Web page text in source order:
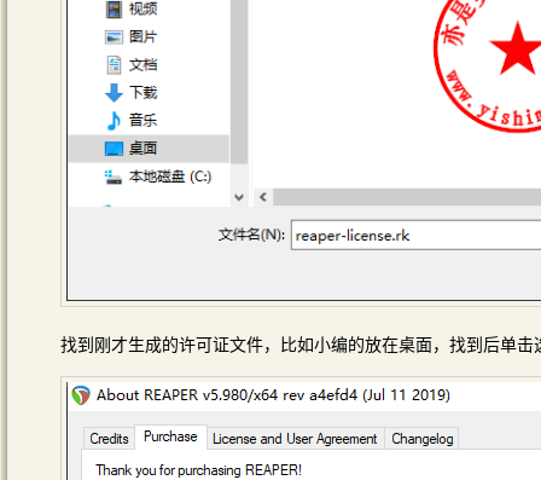
找到刚才生成的许可证文件，比如小编的放在桌面，找到后单击